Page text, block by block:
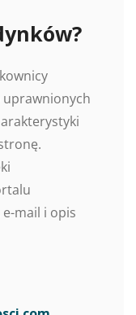
uprawnionych
mail i opis